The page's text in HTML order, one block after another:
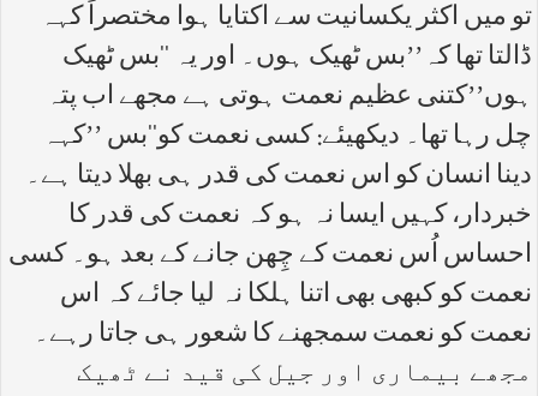
تو میں اکثر یکسانیت سے اکتایا ہوا مختصراً کہہ
ڈالتا تھا کہ’’بس ٹھیک ہوں۔ اور یہ ‘‘بس ٹھیک
ہوں’’کتنی عظیم نعمت ہوتی ہے مجھے اب پتہ
چل رہا تھا۔ دیکھیئے: کسی نعمت کو‘‘بس ’’کہہ
دینا انسان کو اس نعمت کی قدر ہی بھلا دیتا ہے۔
خبردار، کہیں ایسا نہ ہو کہ نعمت کی قدر کا
احساس اُس نعمت کے چِھن جانے کے بعد ہو۔ کسی
نعمت کو کبھی بھی اتنا ہلکا نہ لیا جائے کہ اس
نعمت کو نعمت سمجھنے کا شعور ہی جاتا رہے۔
مجھے بیماری اور جیل کی قید نے ٹھیک